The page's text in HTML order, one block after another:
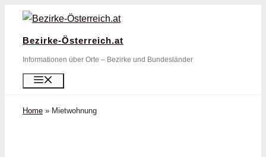
Zum
springen
Bezirke-Österreich.at
Informationen über Orte – Bezirke und Bundesländer
Home » Mietwohnung